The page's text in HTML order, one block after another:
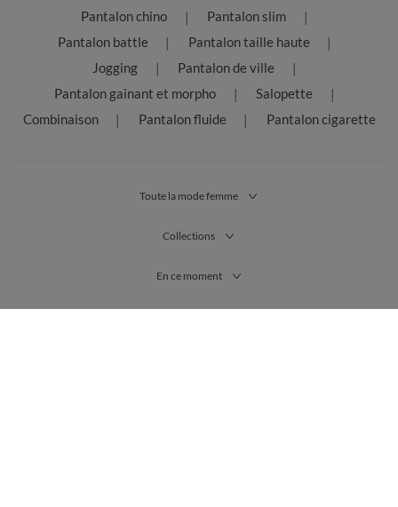
Pantalon chino
Pantalon slim
Pantalon battle
Pantalon taille haute
Jogging
Pantalon de ville
Pantalon gainant et morpho
Salopette
Combinaison
Pantalon fluide Pantalon cigarette
Toute la mode femme
Collections
En ce moment